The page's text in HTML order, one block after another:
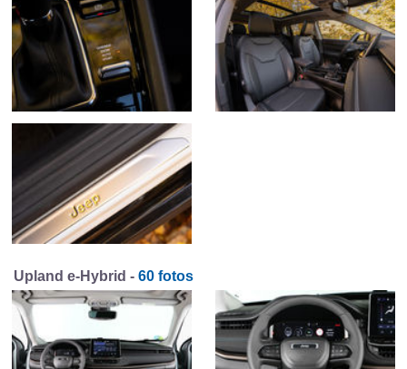
Upland e-Hybrid -60 fotos